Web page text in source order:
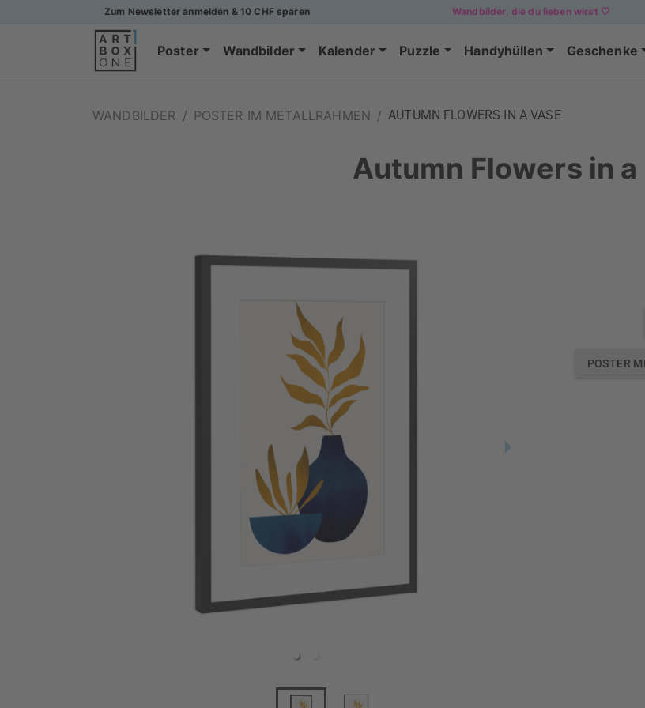
Zum Newsletter anmelden & 10 CHF sparen Wandbilder, die du lieben wirst 🤍
Poster Wandbilder Kalender Puzzle Handyhüllen Geschenke
WANDBILDER / POSTER IM METALLRAHMEN / AUTUMN FLOWERS IN A VASE
Autumn Flowers in a
POSTER